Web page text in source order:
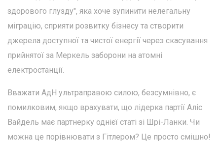
здорового глузду", яка хоче зупинити нелегальну
міграцію, сприяти розвитку бізнесу та створити
джерела доступної та чистої енергії через скасування
прийнятої за Меркель заборони на атомні
електростанції.
Вважати АдН ультраправою силою, безсумнівно, є
помилковим, якщо врахувати, що лідерка партії Аліс
Вайдель має партнерку однієї статі зі Шрі-Ланки. Чи
можна це порівнювати з Гітлером? Це просто смішно!